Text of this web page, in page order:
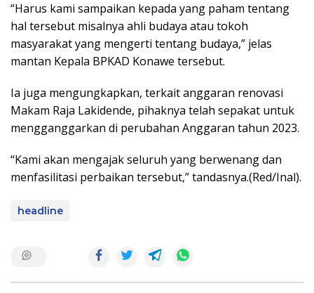
“Harus kami sampaikan kepada yang paham tentang
hal tersebut misalnya ahli budaya atau tokoh
masyarakat yang mengerti tentang budaya,” jelas
mantan Kepala BPKAD Konawe tersebut.
Ia juga mengungkapkan, terkait anggaran renovasi
Makam Raja Lakidende, pihaknya telah sepakat untuk
mengganggarkan di perubahan Anggaran tahun 2023.
“Kami akan mengajak seluruh yang berwenang dan
menfasilitasi perbaikan tersebut,” tandasnya.(Red/Inal).
headline